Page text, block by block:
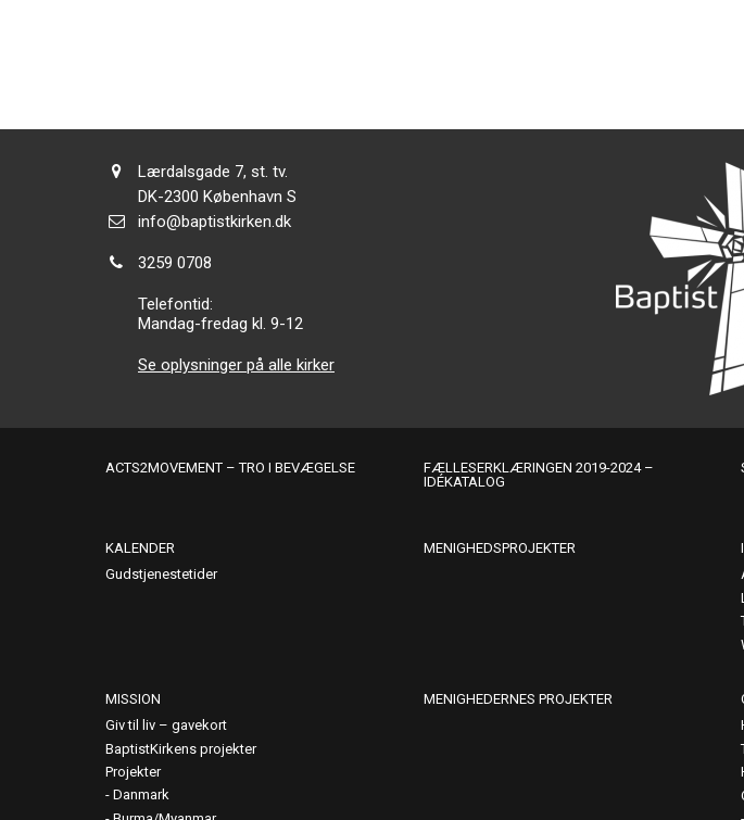
Adresse:
Lærdalsgade 7, st. tv.
Adresse:
DK-2300 København S
Send
info@baptistkirken.dk
Tlf.:
3259 0708
Telefontid:
Mandag-fredag kl. 9-12
Se oplysninger på alle kirker
ACTS2MOVEMENT – TRO I BEVÆGELSE
FÆLLESERKLÆRINGEN 2019-2024 –
IDÉKATALOG
KALENDER
Gudstjenestetider
MENIGHEDSPROJEKTER
MISSION
Giv til liv – gavekort
BaptistKirkens projekter
Projekter
Danmark
MENIGHEDERNES PROJEKTER